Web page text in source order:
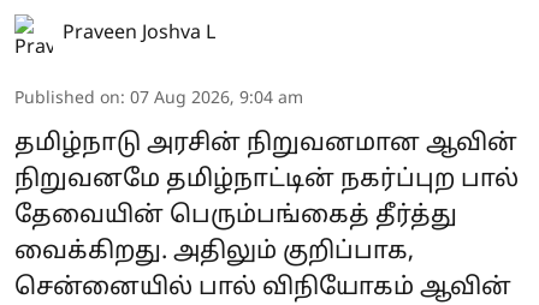
Praveen Joshva L
Published on: 07 Aug 2026, 9:04 am
தமிழ்நாடு அரசின் நிறுவனமான ஆவின்
நிறுவனமே தமிழ்நாட்டின் நகர்ப்புற பால்
தேவையின் பெரும்பங்கைத் தீர்த்து
வைக்கிறது. அதிலும் குறிப்பாக,
சென்னையில் பால் விநியோகம் ஆவின்